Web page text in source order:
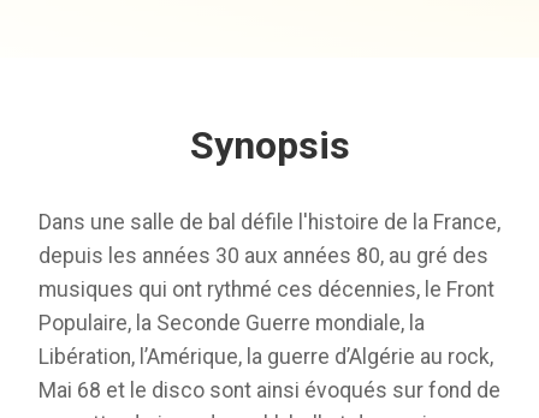
Synopsis
Dans une salle de bal défile l'histoire de la France,
depuis les années 30 aux années 80, au gré des
musiques qui ont rythmé ces décennies, le Front
Populaire, la Seconde Guerre mondiale, la
Libération, l’Amérique, la guerre d’Algérie au rock,
Mai 68 et le disco sont ainsi évoqués sur fond de